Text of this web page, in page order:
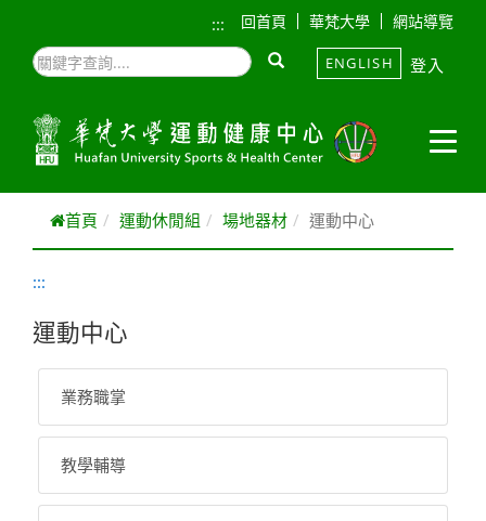
::: 回首頁 華梵大學 網站導覽
ENGLISH 登入
首頁 運動休閒組 場地器材 運動中心
:::
運動中心
業務職掌
教學輔導